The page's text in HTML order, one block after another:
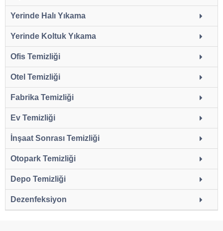
Yerinde Halı Yıkama
Yerinde Koltuk Yıkama
Ofis Temizliği
Otel Temizliği
Fabrika Temizliği
Ev Temizliği
İnşaat Sonrası Temizliği
Otopark Temizliği
Depo Temizliği
Dezenfeksiyon